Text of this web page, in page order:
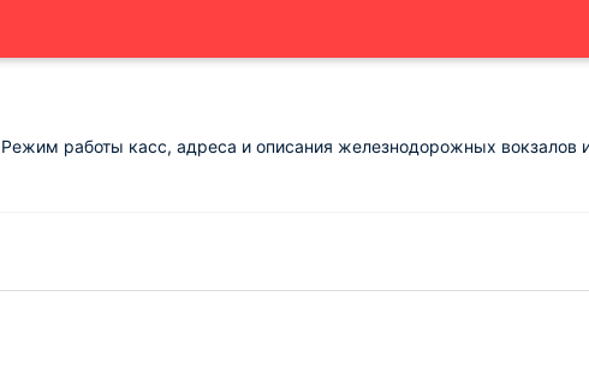
работы касс, адреса и описания железнодорожных вокзалов